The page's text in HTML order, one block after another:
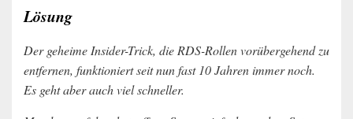
Lösung
Der geheime Insider-Trick, die RDS-Rollen vorübergehend zu
entfernen, funktioniert seit nun fast 10 Jahren immer noch.
Es geht aber auch viel schneller.